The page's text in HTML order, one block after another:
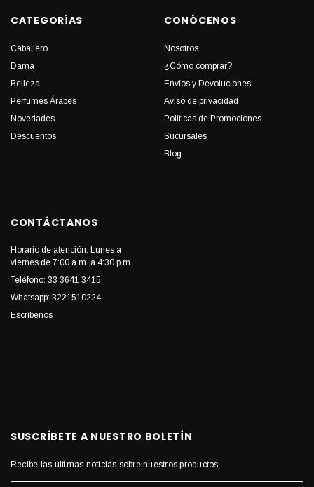
CATEGORÍAS
Caballero
Dama
Belleza
Perfumes Árabes
Novedades
Descuentos
CONÓCENOS
Nosotros
¿Cómo comprar?
Envíos y Devoluciones
Aviso de privacidad
Políticas de Promociones
Sucursales
Blog
CONTÁCTANOS
Horario de atención: Lunes a
viernes de 7:00 a.m. a 4:30 p.m.
Teléfono: 33 3641 3415
Whatsapp: 3221510224
Escríbenos
SUSCRÍBETE A NUESTRO BOLETÍN
Recibe las últimas noticias sobre nuestros productos